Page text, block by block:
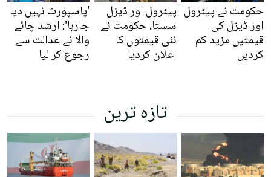
حکومت نے پیٹرول
اور ڈیزل کی
قیمتیں مزید کم
کردیں
پیٹرول اور ڈیزل
سستا، حکومت نے
نئی قیمتوں کا
اعلان کردیا
'پاسپورٹ نہیں دیا
جارہا': ارشد چائے
والا نے عدالت سے
رجوع کر لیا
تازہ ترین